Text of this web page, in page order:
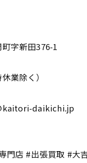
字新田376-1
業除く）
daikichi.jp
門店 #出張買取 #